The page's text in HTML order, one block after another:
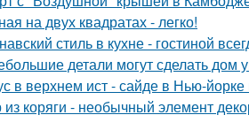
на двух квадратах - легко!
стиль в кухне - гостиной
детали могут сделать дом
в верхнем ист - сайде в Нью-
коряги - необычный элемент